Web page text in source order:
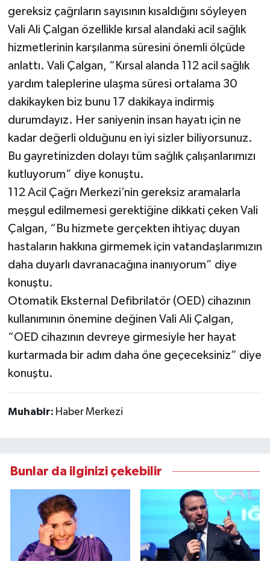
gereksiz çağrıların sayısının kısaldığını söyleyen
Vali Ali Çalgan özellikle kırsal alandaki acil sağlık
hizmetlerinin karşılanma süresini önemli ölçüde
anlattı. Vali Çalgan, “Kırsal alanda 112 acil sağlık
yardım taleplerine ulaşma süresi ortalama 30
dakikayken biz bunu 17 dakikaya indirmiş
durumdayız. Her saniyenin insan hayatı için ne
kadar değerli olduğunu en iyi sizler biliyorsunuz.
Bu gayretinizden dolayı tüm sağlık çalışanlarımızı
kutluyorum” diye konuştu.
112 Acil Çağrı Merkezi’nin gereksiz aramalarla
meşgul edilmemesi gerektiğine dikkati çeken Vali
Çalgan, “Bu hizmete gerçekten ihtiyaç duyan
hastaların hakkına girmemek için vatandaşlarımızın
daha duyarlı davranacağına inanıyorum” diye
konuştu.
Otomatik Eksternal Defibrilatör (OED) cihazının
kullanımının önemine değinen Vali Ali Çalgan,
“OED cihazının devreye girmesiyle her hayat
kurtarmada bir adım daha öne geçeceksiniz” diye
konuştu.
Muhabir: Haber Merkezi
Bunlar da ilginizi çekebilir